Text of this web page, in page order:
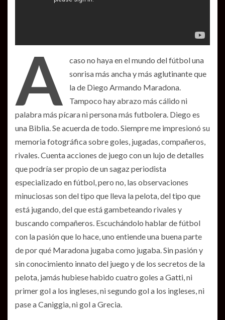
A
caso no haya en el mundo del fútbol una
sonrisa más ancha y más aglutinante que
la de Diego Armando Maradona.
Tampoco hay abrazo más cálido ni
palabra más pícara ni persona más futbolera. Diego es
una Biblia. Se acuerda de todo. Siempre me impresionó su
memoria fotográfica sobre goles, jugadas, compañeros,
rivales. Cuenta acciones de juego con un lujo de detalles
que podría ser propio de un sagaz periodista
especializado en fútbol, pero no, las observaciones
minuciosas son del tipo que lleva la pelota, del tipo que
está jugando, del que está gambeteando rivales y
buscando compañeros. Escuchándolo hablar de fútbol
con la pasión que lo hace, uno entiende una buena parte
de por qué Maradona jugaba como jugaba. Sin pasión y
sin conocimiento innato del juego y de los secretos de la
pelota, jamás hubiese habido cuatro goles a Gatti, ni
primer gol a los ingleses, ni segundo gol a los ingleses, ni
pase a Caniggia, ni gol a Grecia.